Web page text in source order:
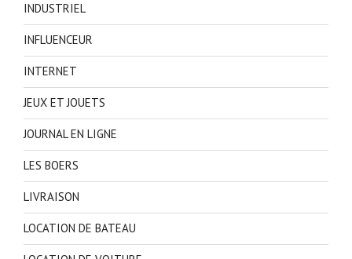
INDUSTRIEL
INFLUENCEUR
INTERNET
JEUX ET JOUETS
JOURNAL EN LIGNE
LES BOERS
LIVRAISON
LOCATION DE BATEAU